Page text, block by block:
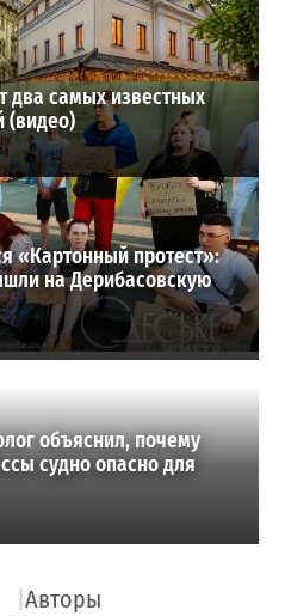
два самых известных
(видео)
«Картонный протест»:
на Дерибасовскую
объяснил, почему
судно опасно для
Авторы